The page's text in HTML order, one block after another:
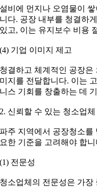
설비에 먼지나 오염물이
니다. 공장 내부를 청결하
있고, 이는 유지보수 비용
(4) 기업 이미지 제고
청결하고 체계적인 공장은
미지를 전달합니다. 이는
니스 기회를 창출하는 데
2. 신뢰할 수 있는 청소업
파주 지역에서 공장청소를
요한 기준을 고려해야 합니
(1) 전문성
청소업체의 전문성은 가장